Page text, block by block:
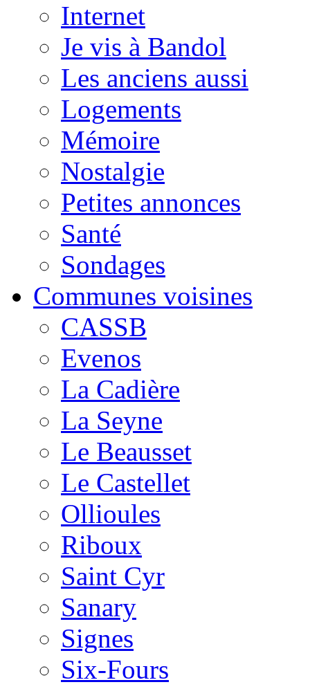
Internet
Je vis à Bandol
Les anciens aussi
Logements
Mémoire
Nostalgie
Petites annonces
Santé
Sondages
Communes voisines
CASSB
Evenos
La Cadière
La Seyne
Le Beausset
Le Castellet
Ollioules
Riboux
Saint Cyr
Sanary
Signes
Six-Fours